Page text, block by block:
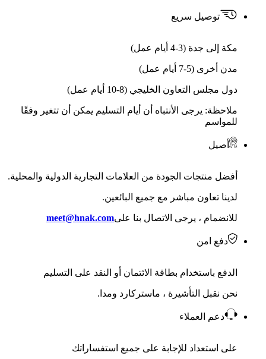
توصيل سريع
مكة إلى جدة (3-4 أيام عمل)
مدن أخرى (5-7 أيام عمل)
دول مجلس التعاون الخليجي (8-10 أيام عمل)
ملاحظة: يرجى الأنتباه أن أيام التسليم يمكن أن تتغير وفقًا
للمواسم
أصيل
أفضل منتجات الجودة من العلامات التجارية الدولية والمحلية.
لدينا تعاون مباشر مع جميع البائعين.
للانضمام ، يرجى الاتصال بنا علىmeet@hnak.com
دفع امن
الدفع باستخدام بطاقة الائتمان أو النقد على التسليم
نحن نقبل التأشيرة ، ماستركارد ومدا.
دعم العملاء
على استعداد للإجابة على جميع استفساراتك